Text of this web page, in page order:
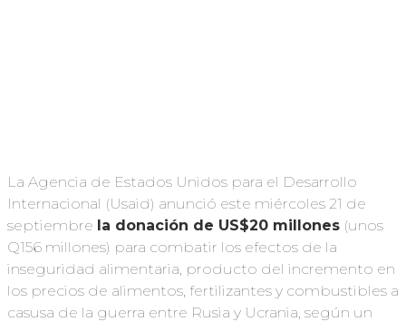
La Agencia de Estados Unidos para el Desarrollo
Internacional (Usaid) anunció este miércoles 21 de
septiembre la donación de US$20 millones (unos
Q156 millones) para combatir los efectos de la
inseguridad alimentaria, producto del incremento en
los precios de alimentos, fertilizantes y combustibles a
casusa de la guerra entre Rusia y Ucrania, según un